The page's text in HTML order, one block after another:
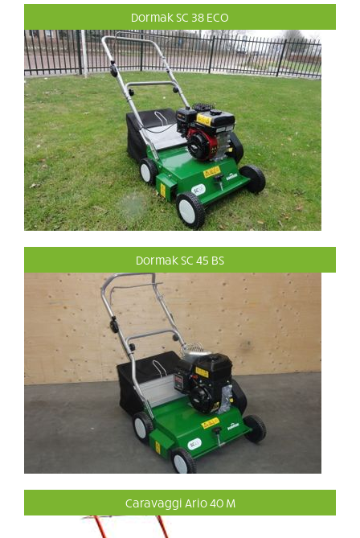
Dormak SC 38 ECO
Dormak SC 45 BS
Caravaggi Ario 40 M